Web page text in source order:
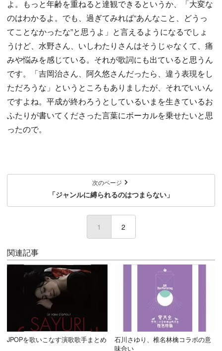
よ。もっと年齢を重ねると達観できるというか、「大変な
のはわかるよ。でも、過ぎてみれば“あんなこと、どうっ
てことなかったな”と思うよ」と言えるようになるでしょ
うけど、水野さん、いしわたりさんはそうじゃなくて、痛
みや悩みを感じている。それが歌詞にも出ていると思うん
です。「吉岡治さん、阿久悠さんだったら、違う表現をし
ただろうな」というところもありましたが、それでいいん
ですよね。平成が終わろうとしているいまを生きているお
ふたりが書いてくださった言葉にボーカルを乗せたいと思
ったので。
次のページ
「ジャンルに縛られるのはつまらない」
1 (current)
2
関連記事
JPOPを歌いこなす演歌歌手まとめ
石川さゆり、椎名林檎コラボの意
味合い